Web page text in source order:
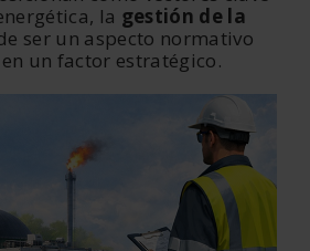
la gestión de la
ser un aspecto normativo
un factor estratégico.